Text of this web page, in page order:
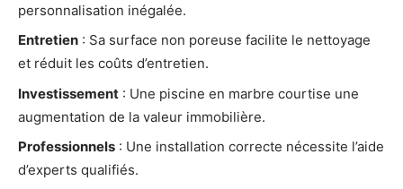
personnalisation inégalée.
Entretien : Sa surface non poreuse facilite le nettoyage
et réduit les coûts d’entretien.
Investissement : Une piscine en marbre courtise une
augmentation de la valeur immobilière.
Professionnels : Une installation correcte nécessite l’aide
d’experts qualifiés.